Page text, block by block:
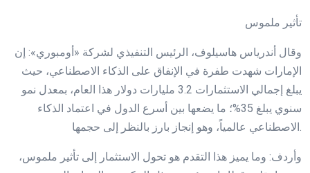
تأثير ملموس
وقال أندرياس هاسيلوف، الرئيس التنفيذي لشركة «أومبوري»: إن
الإمارات شهدت طفرة في الإنفاق على الذكاء الاصطناعي، حيث
يبلغ إجمالي الاستثمارات 3.2 مليارات دولار هذا العام، بمعدل نمو
سنوي يبلغ 35%؛ ما يضعها بين أسرع الدول في اعتماد الذكاء
الاصطناعي عالمياً، وهو إنجاز بارز بالنظر إلى حجمها.
وأردف: وما يميز هذا التقدم هو تحول الاستثمار إلى تأثير ملموس،